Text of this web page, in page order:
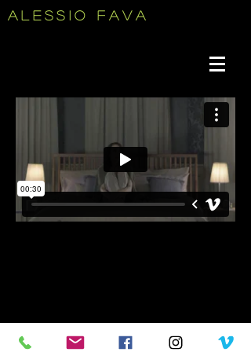
Alessio Fava